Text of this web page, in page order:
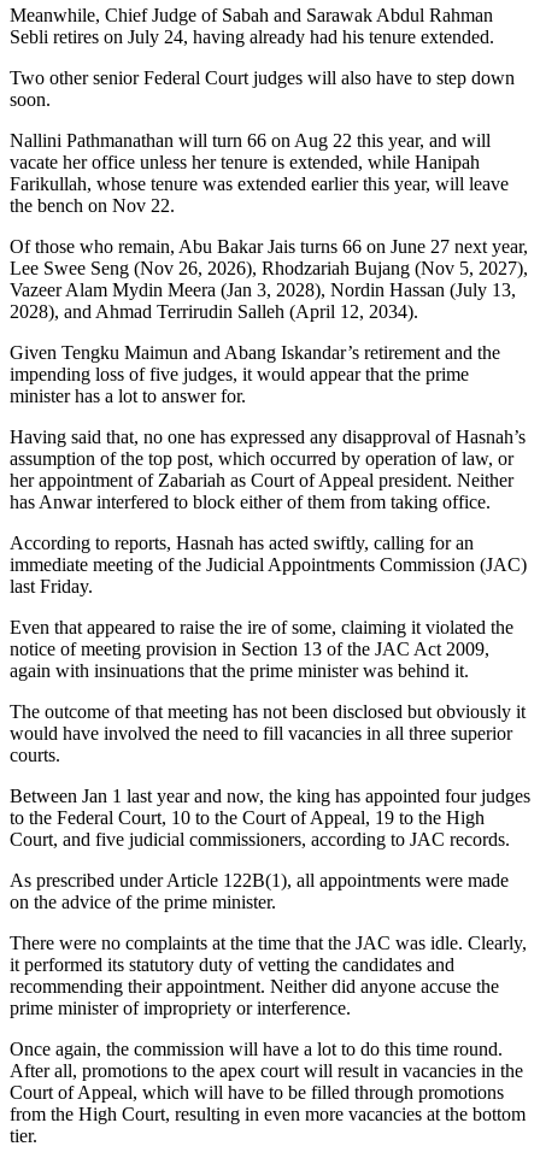
Meanwhile, Chief Judge of Sabah and Sarawak Abdul Rahman
Sebli retires on July 24, having already had his tenure extended.
Two other senior Federal Court judges will also have to step down
soon.
Nallini Pathmanathan will turn 66 on Aug 22 this year, and will
vacate her office unless her tenure is extended, while Hanipah
Farikullah, whose tenure was extended earlier this year, will leave
the bench on Nov 22.
Of those who remain, Abu Bakar Jais turns 66 on June 27 next year,
Lee Swee Seng (Nov 26, 2026), Rhodzariah Bujang (Nov 5, 2027),
Vazeer Alam Mydin Meera (Jan 3, 2028), Nordin Hassan (July 13,
2028), and Ahmad Terrirudin Salleh (April 12, 2034).
Given Tengku Maimun and Abang Iskandar’s retirement and the
impending loss of five judges, it would appear that the prime
minister has a lot to answer for.
Having said that, no one has expressed any disapproval of Hasnah’s
assumption of the top post, which occurred by operation of law, or
her appointment of Zabariah as Court of Appeal president. Neither
has Anwar interfered to block either of them from taking office.
According to reports, Hasnah has acted swiftly, calling for an
immediate meeting of the Judicial Appointments Commission (JAC)
last Friday.
Even that appeared to raise the ire of some, claiming it violated the
notice of meeting provision in Section 13 of the JAC Act 2009,
again with insinuations that the prime minister was behind it.
The outcome of that meeting has not been disclosed but obviously it
would have involved the need to fill vacancies in all three superior
courts.
Between Jan 1 last year and now, the king has appointed four judges
to the Federal Court, 10 to the Court of Appeal, 19 to the High
Court, and five judicial commissioners, according to JAC records.
As prescribed under Article 122B(1), all appointments were made
on the advice of the prime minister.
There were no complaints at the time that the JAC was idle. Clearly,
it performed its statutory duty of vetting the candidates and
recommending their appointment. Neither did anyone accuse the
prime minister of impropriety or interference.
Once again, the commission will have a lot to do this time round.
After all, promotions to the apex court will result in vacancies in the
Court of Appeal, which will have to be filled through promotions
from the High Court, resulting in even more vacancies at the bottom
tier.